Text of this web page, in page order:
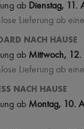
ab Dienstag, 11.
Lieferung ab
NACH HAUSE
ab Mittwoch, 12.
Lieferung ab
NACH HAUSE
ab Montag, 10.